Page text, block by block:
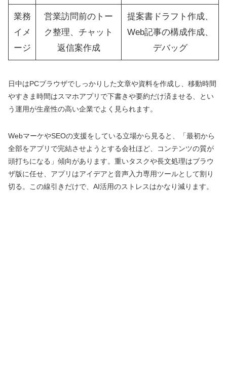
業務
イメ
ージ
営業訪問前のトー
ク整理、チャット
返信案作成
提案書ドラフト作成、
Web記事の構成作成、
デバッグ
日中はPCブラウザでしっかりした文章や資料を作成し、移動時間
やすきま時間はスマホアプリで下書きや要約だけ済ませる、とい
う運用が生産性の高い企業でよく見られます。
WebマーケやSEOの支援をしている立場から見ると、「最初から
全部をアプリで完結させようとする会社ほど、コンテンツの質が
頭打ちになる」傾向があります。重いタスクや長文処理はブラウ
ザ版に任せ、アプリはアイデアと音声入力専用ツールとして割り
切る。この線引きだけで、AI活用のストレスはかなり減ります。